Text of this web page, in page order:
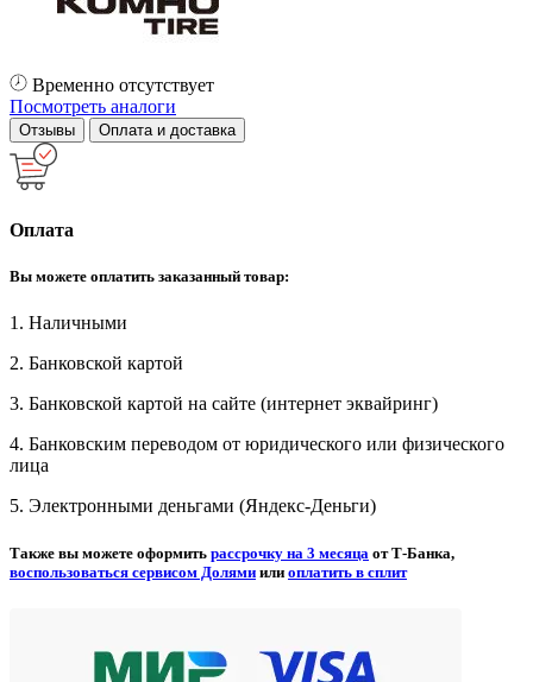
Временно отсутствует
Посмотреть аналоги
Отзывы Оплата и доставка
Оплата
Вы можете оплатить заказанный товар:
1. Наличными
2. Банковской картой
3. Банковской картой на сайте (интернет эквайринг)
4. Банковским переводом от юридического или физического
лица
5. Электронными деньгами (Яндекс-Деньги)
Также вы можете оформить рассрочку на 3 месяца от Т-Банка,
воспользоваться сервисом Долями или оплатить в сплит